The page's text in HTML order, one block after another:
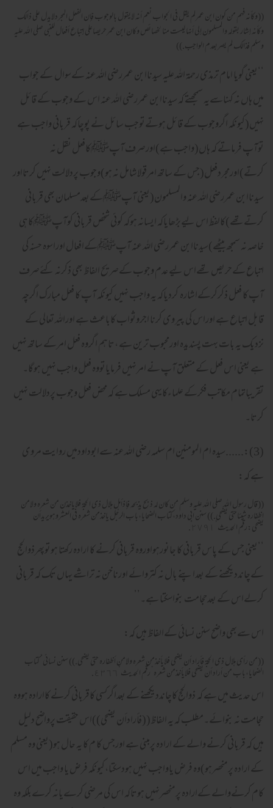
((وكأنه فهم من كون ابن عمرلم يقل فى الجواب نعم أنه لايقول بالوجوب فإن الفعل المجردلايدل على ذالك
وكأنه إشار بقوله والمسلمون إلى أنها ليست منا لخصائص وكان ابن عمرحريصاعلى إتباع أفعال للنبى صلى الله عليه
وسلم فذالك لم يصربعدم الواجب.))
‘‘یعنی گویا امام ترمذی رحمۃ اللہ علیہ سیدناابن عمررضی اللہ عنہ کےسوال کے جواب
میں ہاں نہ کہناسےیہ سمجھتے کہ سیدناابن عمررضی اللہ عنہ اس کے وجوب کے قائل
نہیں(کیونکہ اگروجوب کے قائل ہوتےتوجب سائل نے پوچاکہ قربانی واجب ہے
توآپ فرماتے کہ ہاں(واجب ہے)اورصرف آپﷺکافعل نقل نہ
کرتے)اورمجردفعل(جس کے ساتھ امرقولاشامل نہ ہو)وجوب پردلالت نہیں کرتااور
سیدناابن عمررضی اللہ عنہ والمسلمون(یعنی آپﷺکےبعدمسلمان بھی قربانی
کرتےتھے)کالفظ اس لیےبڑھایاکہ ایسانہ ہوکہ کوئی شخص قربانی کوآپﷺکاہی
خاصہ نہ سمجھ بیٹھے)سیدناابن عمررضی اللہ عنہ آپﷺکےافعال اوراسوہ حسنہ کی
اتباع کےحریص تھےاس لیے عدم وجوب کےصریح الفاظ بھی ذکرنہ کئےصرف
آپ کا فعل ذکرکرکےاشارہ کردیاکہ یہ واجب نہیں کیونکہ آپ کا فعل مبارک اگرچہ
قابل اتباع ہے اوراس کی پیروی کرنا اجروثواب کاباعث ہے اوراللہ تعالی کے
نزدیک یہ بات بہت پسندیدہ اورمحبوب ترین ہے ،تاہم اگروہ فعل امرکے ساتھ نہیں
ہے یعنی اس فعل کے متعلق آپ نے امرنہیں فرمایاتووہ فعل واجب نہیں ہوگا۔
تقریباتمام مکاتب فکرکے علماءکایہی مسلک ہے کہ محض فعل وجوب پردلالت نہیں
کرتا۔
(3):......سیدہ ام المومنین ام سلمہ رضی اللہ عنہ سےابوداودمیں روایت مروی
ہے کہ:
((قال رسول الله صلى الله عليه وسلم من كان له ذبح يذبحه فإذأهل هلال ذى الحجة فلاياخذن من شعره ولامن
اظفاره شيئاحتى يضحى.)) سنن ابى داود،كتاب الضحايا،باب الرجل ياخذمن شعره فى العشروهويريدأن
يضحى:رقم الحديث’٢٧٩١.
‘‘یعنی جس کے پاس قربانی کا جانورہواوروہ قربانی کرنے کا ارادہ رکھتا ہوتوپھرذوالحج
کےچانددیکھنے کے بعداپنے بال نہ کتروائے اورناخن نہ تراشے یہاں تک کہ قربانی
کرلےاس کے بعدحجامت بنواسکتا ہے۔’’
اس سےبھی واضح سنن نسائی کےالفاظ ہیں کہ:
((من رأى هلال ذى الحجة فأراد أن يضحى فلايأخذمن شعره ولامن أظفاره حتى يضحى.)) سنن نسائى’ كتاب
الضحايا،باب من أراد أن يضحى فلايأخذمن شعره’ رقم الحديث’٤٣٦٦.
اس حدیث میں ہے کہ ذوالحج کاچانددیکھنے کے بعداگرکسی کاقربانی کرنے کاارادہ ہووہ
حجامت نہ بنوائے۔مطلب کہ یہ الفاظ((فأرادأن يضحى)) اس حقیقت پرواضح دلیل
ہیں کہ قربانی کرنے والے کے ارادہ پرمبنی ہے اورجس کا م کا یہ حال ہو(یعنی وہ مسلم
کے ارادہ پرمنحصرہو)وہ فرض یاواجب نہیں ہودسکتا،کیونکہ فرض یا واجب میں اس
کام کرنےوالے کےارادہ پرمنحصرنہیں ہوتاکہ اس کی مرضی کرےیانہ کرےبلکہ وہ